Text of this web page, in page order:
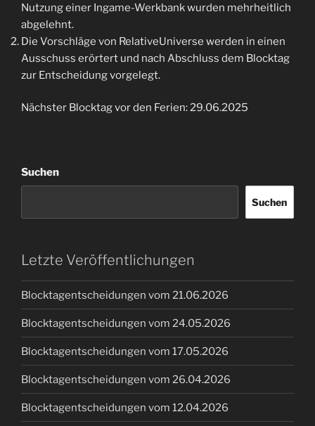
Nutzung einer Ingame-Werkbank wurden mehrheitlich
abgelehnt.
Die Vorschläge von RelativeUniverse werden in einen
Ausschuss erörtert und nach Abschluss dem Blocktag
zur Entscheidung vorgelegt.
Nächster Blocktag vor den Ferien: 29.06.2025
Suchen
Suchen
Letzte Veröffentlichungen
Blocktagentscheidungen vom 21.06.2026
Blocktagentscheidungen vom 24.05.2026
Blocktagentscheidungen vom 17.05.2026
Blocktagentscheidungen vom 26.04.2026
Blocktagentscheidungen vom 12.04.2026